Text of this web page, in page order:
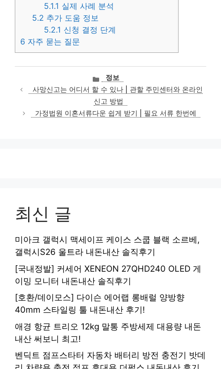
5.1.1 실제 사례 분석
5.2 추가 도움 정보
5.2.1 신청 결정 단계
6 자주 묻는 질문
카
테
고
리
정보
사망신고는 어디서 할 수 있나 | 관할 주민센터와 온라인
신고 방법
가정법원 이혼서류다운 쉽게 받기 | 필요 서류 한번에
최신 글
미아크 갤럭시 맥세이프 케이스 스쿱 블랙 소르베,
갤럭시S26 울트라 내돈내산 솔직후기
[국내정발] 커세어 XENEON 27QHD240 OLED 게
이밍 모니터 내돈내산 솔직후기
[호환/데이모스] 다이슨 에어랩 롱배럴 양방향
40mm 스타일링 툴 내돈내산 후기!
애경 항균 트리오 12kg 말통 주방세제 대용량 내돈
내산 써보니 최고!
벤딕트 점프스타터 자동차 배터리 방전 충전기 밧데